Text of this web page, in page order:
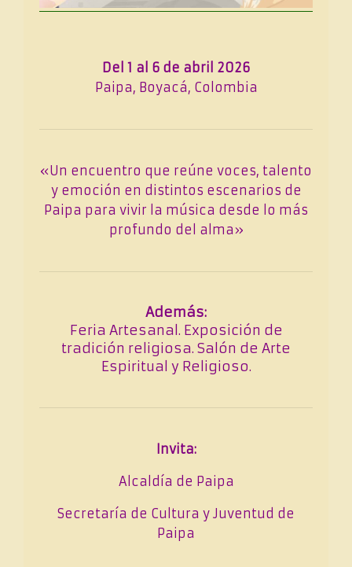
Del 1 al 6 de abril 2026
Paipa, Boyacá, Colombia
«Un encuentro que reúne voces, talento
y emoción en distintos escenarios de
Paipa para vivir la música desde lo más
profundo del alma»
Además:
Feria Artesanal. Exposición de
tradición religiosa. Salón de Arte
Espiritual y Religioso.
Invita:
Alcaldía de Paipa
Secretaría de Cultura y Juventud de
Paipa